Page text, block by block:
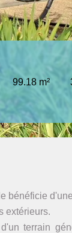
99.18 m²
bénéficie
extérieurs.
terrain